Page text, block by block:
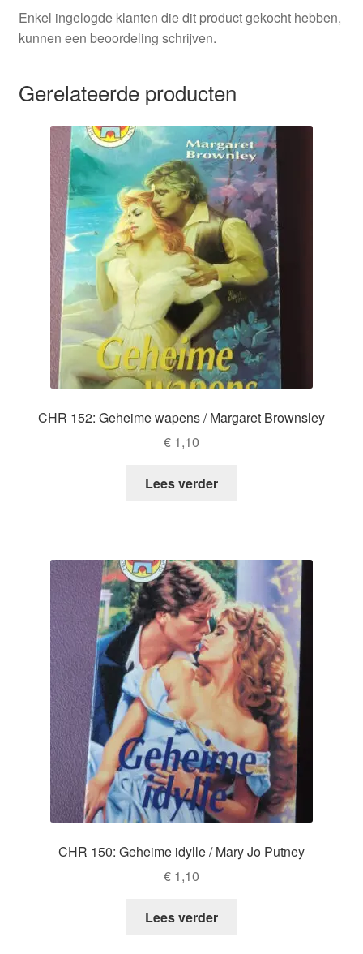
Enkel ingelogde klanten die dit product gekocht hebben,
kunnen een beoordeling schrijven.
Gerelateerde producten
CHR 152: Geheime wapens / Margaret Brownsley
€ 1,10
Lees verder
CHR 150: Geheime idylle / Mary Jo Putney
€ 1,10
Lees verder